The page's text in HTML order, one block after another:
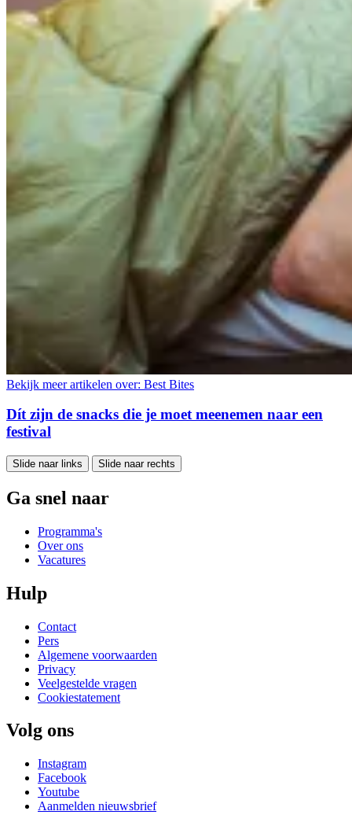
Bekijk meer artikelen over: Best Bites
Dít zijn de snacks die je moet meenemen naar een
festival
Slide naar links Slide naar rechts
Ga snel naar
Programma's
Over ons
Vacatures
Hulp
Contact
Pers
Algemene voorwaarden
Privacy
Veelgestelde vragen
Cookiestatement
Volg ons
Instagram
Facebook
Youtube
Aanmelden nieuwsbrief